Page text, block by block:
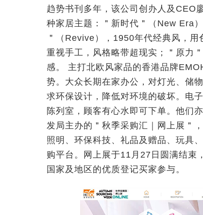
趋势书刊多年，该公司创办人及CEO
种家居主题：＂新时代＂（New Era
＂（Revive），1950年代经典风，
重视手工，风格略带超现实；＂原力
感。 主打北欧风家品的香港品牌
势。大众长期在家办公，对灯光、储
求环保设计，降低对环境的破坏。电
陈列室，顾客有心水即可下单。他们
发局主办的＂秋季采购汇｜网上展＂
照明、环保科技、礼品及赠品、玩具
购平台。网上展于11月27日圆满结
国家及地区的优质登记买家参与。